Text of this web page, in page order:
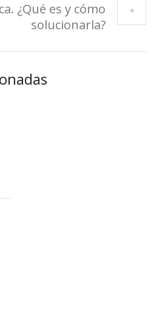
¿Qué es y cómo
solucionarla?